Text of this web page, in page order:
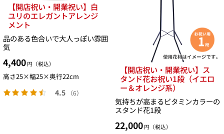
【開店祝い・開業祝い】白
ユリのエレガントアレンジ
メント
品のある色合いで大人っぽい雰囲
気
4,400 円（税込）
高さ25×幅25×奥行22cm
4.5 （6）
【開店祝い・開業祝い】ス
タンド花お祝い1段（イエロ
ー＆オレンジ系）
気持ちが高まるビタミンカラーの
スタンド花1段
22,000 円（税込）